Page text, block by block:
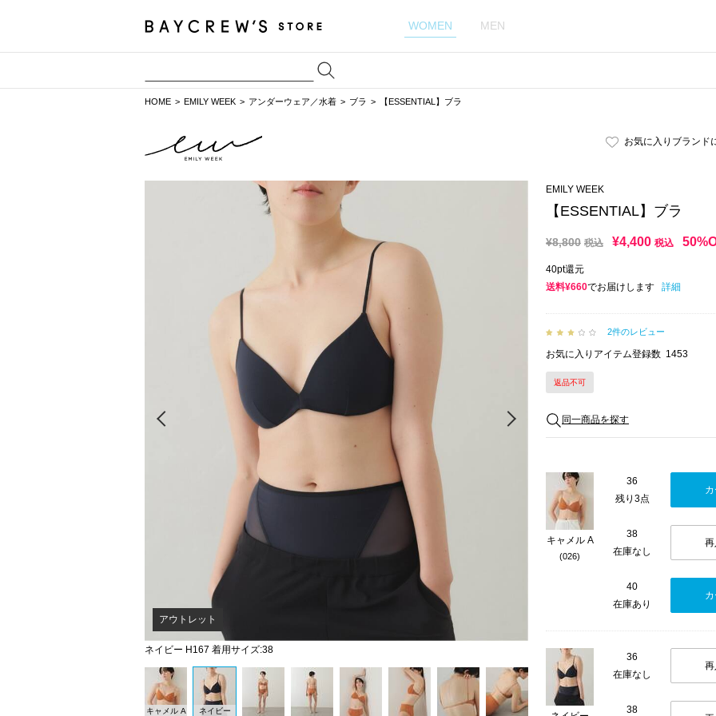
WOMEN MEN
HOME EMILY WEEK アンダーウェア／水着 ブラ 【ESSENTIAL】ブラ
お気に入りブランド
ネイビー H167 着用サイズ:38
アウトレット
キャメル A ネイビー
EMILY WEEK
【ESSENTIAL】ブラ
¥8,800 税込 ¥4,400 税込
40pt還元
送料¥660でお届けします 詳細
2件のレビュー
お気に入りアイテム登録数 1453
返品不可
同一商品を探す
キャメル A
(026)
36
残り3点
38
在庫なし
40
在庫あり
36
在庫なし
38